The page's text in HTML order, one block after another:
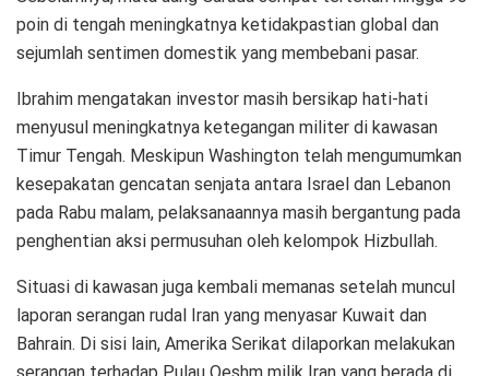
poin di tengah meningkatnya ketidakpastian global dan
sejumlah sentimen domestik yang membebani pasar.
Ibrahim mengatakan investor masih bersikap hati-hati
menyusul meningkatnya ketegangan militer di kawasan
Timur Tengah. Meskipun Washington telah mengumumkan
kesepakatan gencatan senjata antara Israel dan Lebanon
pada Rabu malam, pelaksanaannya masih bergantung pada
penghentian aksi permusuhan oleh kelompok Hizbullah.
Situasi di kawasan juga kembali memanas setelah muncul
laporan serangan rudal Iran yang menyasar Kuwait dan
Bahrain. Di sisi lain, Amerika Serikat dilaporkan melakukan